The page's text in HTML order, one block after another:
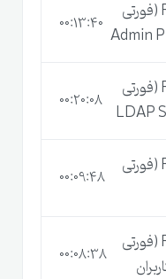
آموزش فایروال Fortigate (فورتی
00:13:40
آموزش فایروال Fortigate (فورتی
00:20:08
آموزش فایروال Fortigate (فورتی
00:09:48
آموزش فایروال Fortigate (فورتی
00:08:38